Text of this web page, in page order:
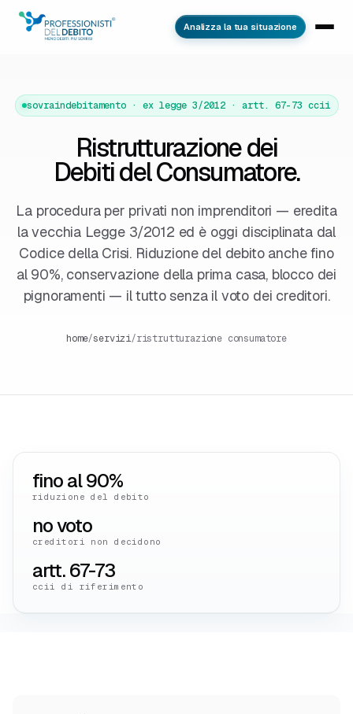
Analizza la tua situazione
sovraindebitamento · ex legge 3/2012 · artt. 67-73 ccii
Ristrutturazione dei
Debiti del Consumatore.
La procedura per privati non imprenditori — eredita
la vecchia Legge 3/2012 ed è oggi disciplinata dal
Codice della Crisi. Riduzione del debito anche fino
al 90%, conservazione della prima casa, blocco dei
pignoramenti — il tutto senza il voto dei creditori.
home/servizi/ristrutturazione consumatore
fino al 90%
riduzione del debito
no voto
creditori non decidono
artt. 67-73
ccii di riferimento